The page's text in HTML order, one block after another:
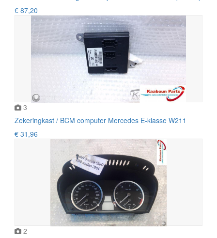
€ 87,20
3
Zekeringkast / BCM computer Mercedes E-klasse W211
€ 31,96
2